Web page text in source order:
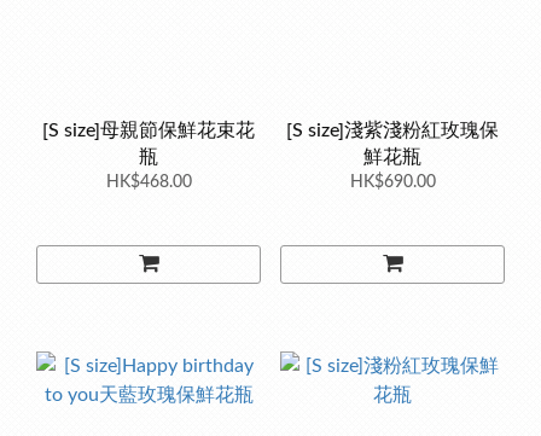
[S size]母親節保鮮花束花
瓶
HK$468.00
[S size]淺紫淺粉紅玫瑰保
鮮花瓶
HK$690.00